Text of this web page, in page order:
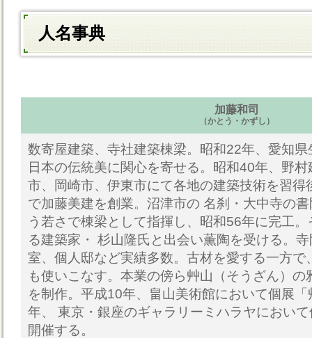
人名事典
加藤和司
（かとう・かずし）
数寄屋建築、寺社建築棟梁。昭和22年、愛知
日本の伝統美に関心を寄せる。昭和40年、野
市、岡崎市、伊東市にて各地の建築技術を習得
で加藤美建を創業。沼津市の 名刹・大中寺の
う若さで棟梁として指揮し、昭和56年に完工
る建築家・ 杉山隆氏と出会い薫陶を受ける。
室、個人邸など実績多数。古材を愛する一方で
も使いこなす。本業の傍ら艸山（そうざん）の
を制作。平成10年、畠山美術館において個展
年、 東京・銀座のギャラリーミハラヤにおい
開催する。